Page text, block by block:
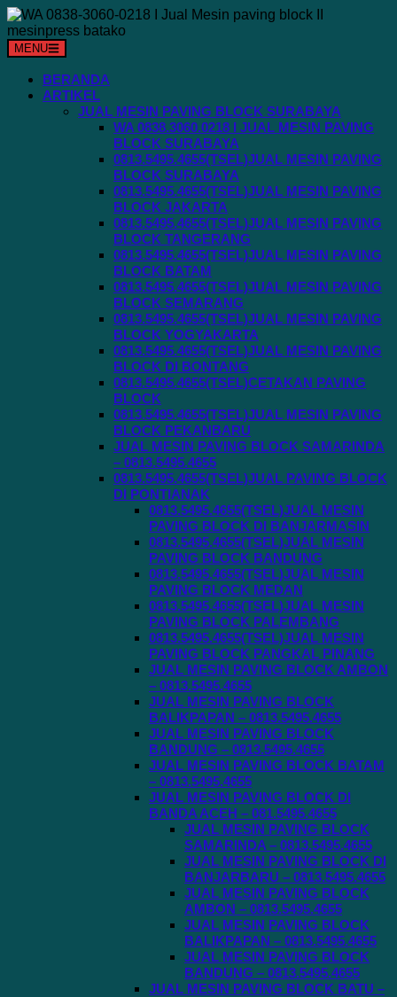
Langsung
ke
konten
MENU
BERANDA
ARTIKEL
JUAL MESIN PAVING BLOCK SURABAYA
WA 0838.3060.0218 I JUAL MESIN PAVING
BLOCK SURABAYA
0813.5495.4655(TSEL)JUAL MESIN PAVING
BLOCK SURABAYA
0813.5495.4655(TSEL)JUAL MESIN PAVING
BLOCK JAKARTA
0813.5495.4655(TSEL)JUAL MESIN PAVING
BLOCK TANGERANG
0813.5495.4655(TSEL)JUAL MESIN PAVING
BLOCK BATAM
0813.5495.4655(TSEL)JUAL MESIN PAVING
BLOCK SEMARANG
0813.5495.4655(TSEL)JUAL MESIN PAVING
BLOCK YOGYAKARTA
0813.5495.4655(TSEL)JUAL MESIN PAVING
BLOCK DI BONTANG
0813.5495.4655(TSEL)CETAKAN PAVING
BLOCK
0813.5495.4655(TSEL)JUAL MESIN PAVING
BLOCK PEKANBARU
JUAL MESIN PAVING BLOCK SAMARINDA
– 0813.5495.4655
0813.5495.4655(TSEL)JUAL PAVING BLOCK
DI PONTIANAK
0813.5495.4655(TSEL)JUAL MESIN
PAVING BLOCK DI BANJARMASIN
0813.5495.4655(TSEL)JUAL MESIN
PAVING BLOCK BANDUNG
0813.5495.4655(TSEL)JUAL MESIN
PAVING BLOCK MEDAN
0813.5495.4655(TSEL)JUAL MESIN
PAVING BLOCK PALEMBANG
0813.5495.4655(TSEL)JUAL MESIN
PAVING BLOCK PANGKAL PINANG
JUAL MESIN PAVING BLOCK AMBON
– 0813.5495.4655
JUAL MESIN PAVING BLOCK
BALIKPAPAN – 0813.5495.4655
JUAL MESIN PAVING BLOCK
BANDUNG – 0813.5495.4655
JUAL MESIN PAVING BLOCK BATAM
– 0813.5495.4655
JUAL MESIN PAVING BLOCK DI
BANDA ACEH – 081.5495.4655
JUAL MESIN PAVING BLOCK
SAMARINDA – 0813.5495.4655
JUAL MESIN PAVING BLOCK DI
BANJARBARU – 0813.5495.4655
JUAL MESIN PAVING BLOCK
AMBON – 0813.5495.4655
JUAL MESIN PAVING BLOCK
BALIKPAPAN – 0813.5495.4655
JUAL MESIN PAVING BLOCK
BANDUNG – 0813.5495.4655
JUAL MESIN PAVING BLOCK BATU –